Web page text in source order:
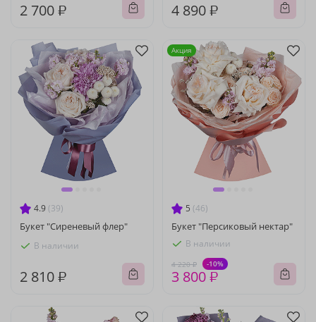
2 700 ₽ 4 890 ₽
4.9 (39)
Букет "Сиреневый флер"
В наличии
2 810 ₽
5 (46)
Букет "Персиковый нектар"
В наличии
4 220 ₽ -10%
3 800 ₽
Акция